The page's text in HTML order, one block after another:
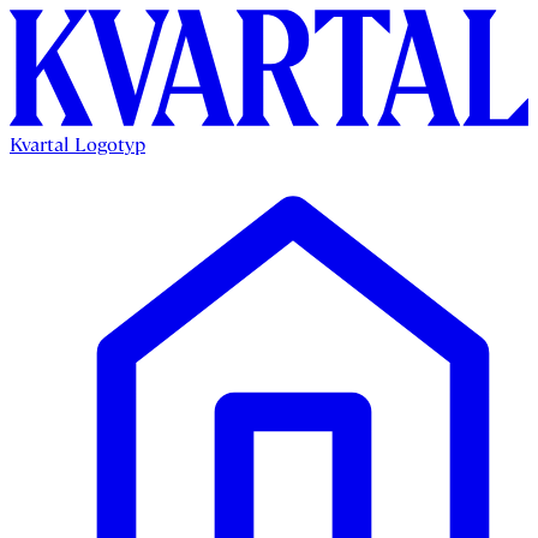
Kvartal Logotyp